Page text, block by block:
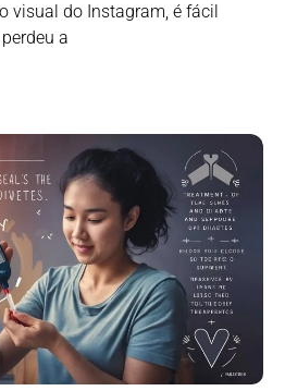
visual do Instagram, é fácil
a